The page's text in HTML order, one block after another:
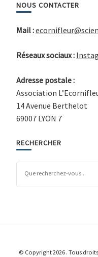
NOUS CONTACTER
Mail :
Réseaux sociaux :
Adresse postale :
Association
14 Avenue Berthelot
69007 LYON 7
RECHERCHER
© Copyright 2026 . Tous